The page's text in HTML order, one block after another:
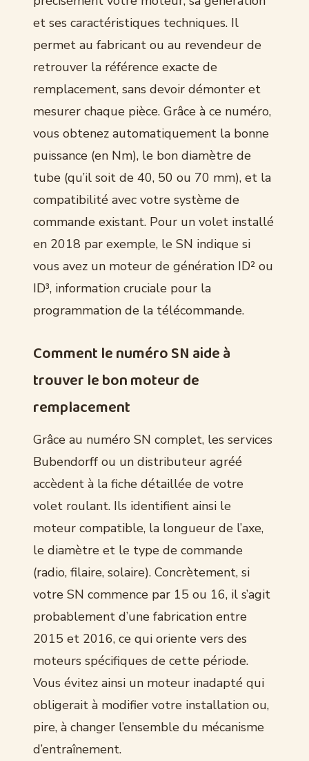
et ses caractéristiques techniques. Il
permet au fabricant ou au revendeur de
retrouver la référence exacte de
remplacement, sans devoir démonter et
mesurer chaque pièce. Grâce à ce numéro,
vous obtenez automatiquement la bonne
puissance (en Nm), le bon diamètre de
tube (qu’il soit de 40, 50 ou 70 mm), et la
compatibilité avec votre système de
commande existant. Pour un volet installé
en 2018 par exemple, le SN indique si
vous avez un moteur de génération ID² ou
ID³, information cruciale pour la
programmation de la télécommande.
Comment le numéro SN aide à
trouver le bon moteur de
remplacement
Grâce au numéro SN complet, les services
Bubendorff ou un distributeur agréé
accèdent à la fiche détaillée de votre
volet roulant. Ils identifient ainsi le
moteur compatible, la longueur de l’axe,
le diamètre et le type de commande
(radio, filaire, solaire). Concrètement, si
votre SN commence par 15 ou 16, il s’agit
probablement d’une fabrication entre
2015 et 2016, ce qui oriente vers des
moteurs spécifiques de cette période.
Vous évitez ainsi un moteur inadapté qui
obligerait à modifier votre installation ou,
pire, à changer l’ensemble du mécanisme
d’entraînement.